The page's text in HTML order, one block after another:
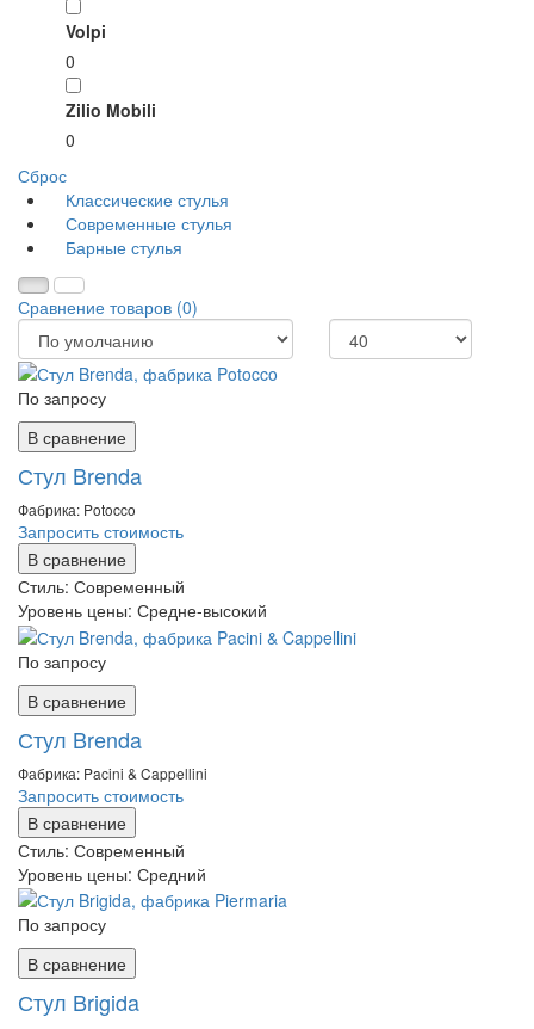
Volpi
0
Zilio Mobili
0
Сброс
Классические стулья
Современные стулья
Барные стулья
Сравнение товаров (0)
По запросу
В сравнение
Стул Brenda
Фабрика: Potocco
Запросить стоимость
В сравнение
Стиль: Современный
Уровень цены: Средне-высокий
По запросу
В сравнение
Стул Brenda
Фабрика: Pacini & Cappellini
Запросить стоимость
В сравнение
Стиль: Современный
Уровень цены: Средний
По запросу
В сравнение
Стул Brigida